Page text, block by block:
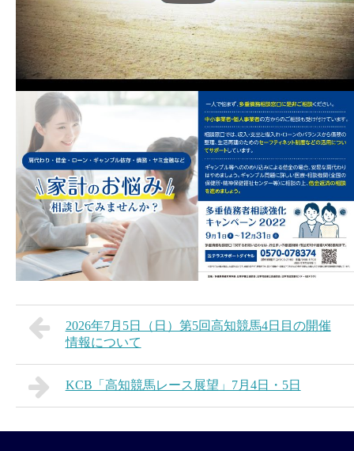
2026年7月5日（日）第5回高知競馬4日目の開催
情報について
KCB「高知競馬レース展望」7月4日・5日